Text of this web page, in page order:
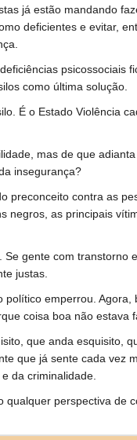
já estão mandando
deficientes e evitar,
psicossociais
como última solução.
É o Estado Violência
mas de que
insegurança?
preconceito contra as
negros, as principais
gente com transtorno
justas.
emperrou. Agora,
coisa boa não estava
que anda esquisito,
que já sente cada vez
da criminalidade.
qualquer perspectiva de